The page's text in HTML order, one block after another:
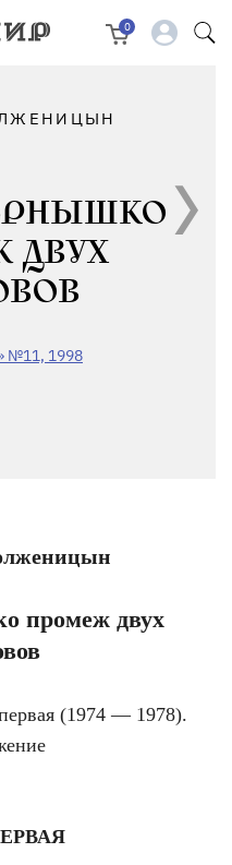
0
ДВУХ
№11, 1998
промеж двух
(1974 — 1978).